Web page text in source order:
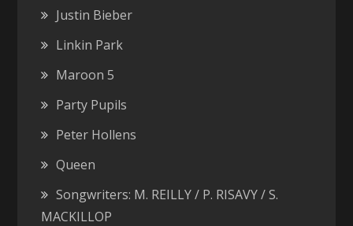
Justin Bieber
Linkin Park
Maroon 5
Party Pupils
Peter Hollens
Queen
Songwriters: M. REILLY / P. RISAVY / S.
MACKILLOP